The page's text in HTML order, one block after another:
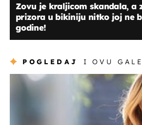
Zovu je kraljicom skandala, a
prizora u bikiniju nitko joj ne
godine!
POGLEDAJ I OVU